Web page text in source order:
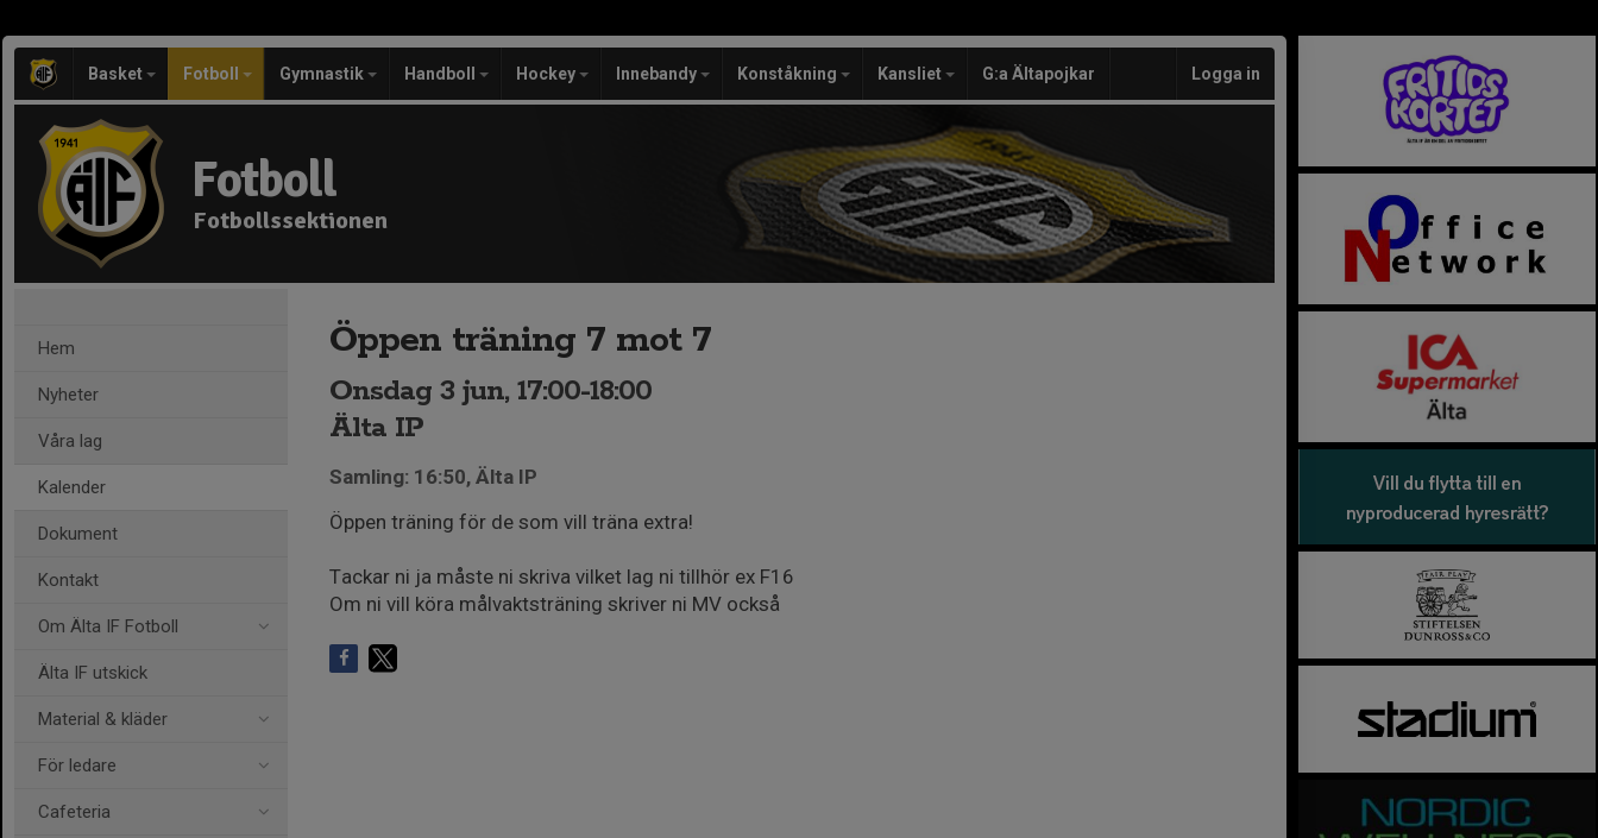
Basket Fotboll Gymnastik Handboll Hockey Innebandy Konståkning Kansliet G:a Ältapojkar Logga in
Fotboll
Fotbollssektionen
Hem
Nyheter
Våra lag
Kalender
Dokument
Kontakt
Om Älta IF Fotboll
Älta IF utskick
Material & kläder
För ledare
Cafeteria
Öppen träning 7 mot 7
Onsdag 3 jun, 17:00-18:00
Älta IP
Samling: 16:50, Älta IP
Öppen träning för de som vill träna extra!
Tackar ni ja måste ni skriva vilket lag ni tillhör ex F16
Om ni vill köra målvaktsträning skriver ni MV också